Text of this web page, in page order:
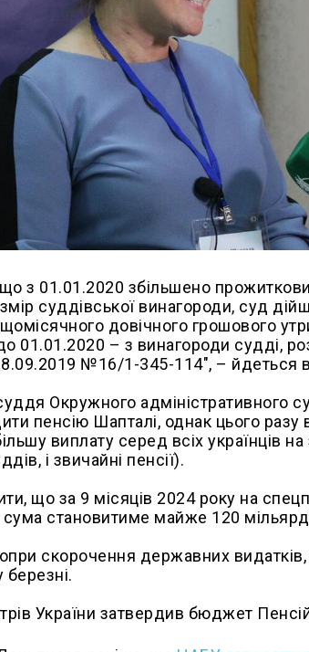
з 01.01.2020 збільшено
суддівської винагороди, суд
довічного грошового
01.01.2020 – з винагороди судді,
№16/1-345-114", – йдеться
суддя Окружного
пенсію Шапталі, однак цього
виплату серед всіх українців
і звичайні пенсії).
що за 9 місяців 2024 року на
сума становитиме майже 120
скорочення державних
березні.
України затвердив бюджет